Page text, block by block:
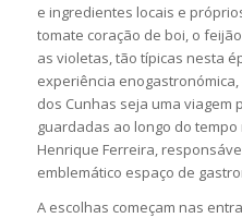
e ingredientes locais e
tomate coração de boi, o
as violetas, tão típicas nesta
experiência
dos Cunhas seja uma
guardadas ao longo do
Henrique Ferreira,
emblemático espaço de
A escolhas começam nas